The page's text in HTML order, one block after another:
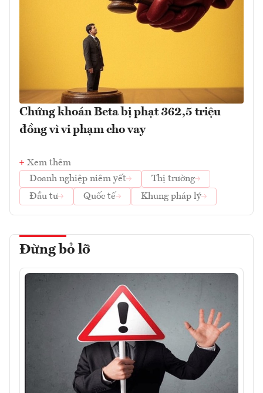
Chứng khoán Beta bị phạt 362,5 triệu
đồng vì vi phạm cho vay
Xem thêm
Doanh nghiệp niêm yết
Thị trường
Đầu tư
Quốc tế Khung pháp lý
Đừng bỏ lỡ